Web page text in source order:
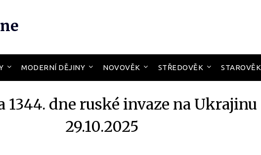
MODERNÍ DĚJINY NOVOVĚK STŘEDOVĚK STAROVĚK
1344. dne ruské invaze na Ukrajinu
29.10.2025